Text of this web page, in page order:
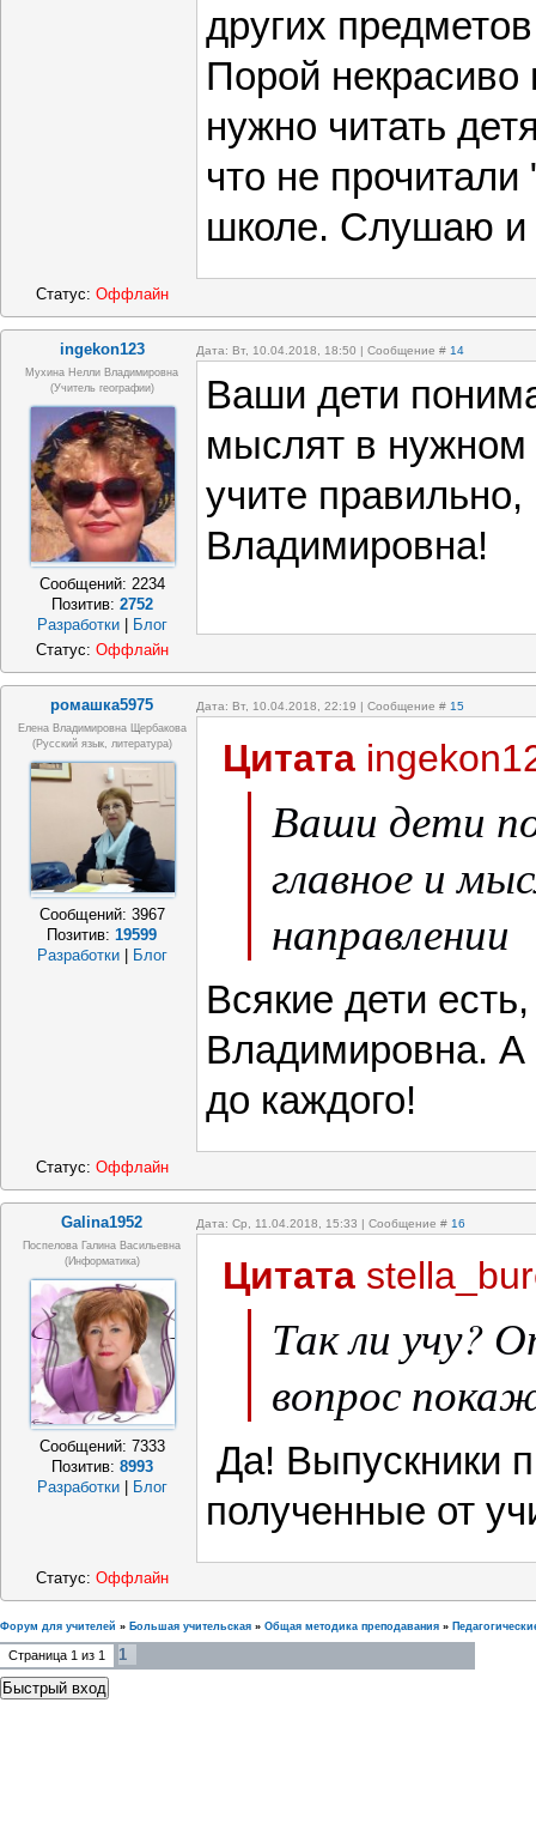
других
Порой некрасиво
нужно читать
что не
школе. Слушаю и
Статус: Оффлайн
ingekon123 Дата: Вт, 10.04.2018, 18:50 | Сообщение # 14
Мухина Нелли Владимировна
(Учитель географии)
Сообщений: 2234
Позитив: 2752
Разработки
Блог
Ваши дети
мыслят в нужном
учите
Владимировна!
Статус: Оффлайн
ромашка5975 Дата: Вт, 10.04.2018, 22:19 | Сообщение # 15
Елена Владимировна Щербакова
(русский язык, литература)
Сообщений: 3967
Позитив:19599
Разработки
Блог
Цитата
Ваши дети
главное и
направлении
Всякие дети
Владимировна. А
до каждого!
Статус: Оффлайн
Galina1952 Дата: Ср, 11.04.2018, 15:33 | Сообщение # 16
Поспелова Галина Васильевна
(информатика)
Сообщений: 7333
Позитив: 8993
Разработки
Блог
Цитата
Так ли учу?
вопрос
Да! Выпускники
полученные от
Статус: Оффлайн
Форум для учителей » Большая учительская » Общая методика преподавания »
Страница 1 из 1 1